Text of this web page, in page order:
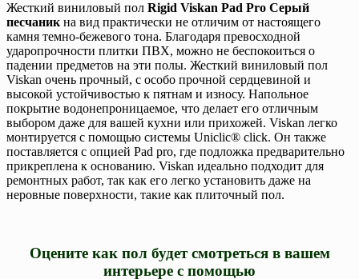
Жесткий виниловый пол Rigid Viskan Pad Pro Серый
песчаник на вид практически не отличим от настоящего
камня темно-бежевого тона. Благодаря превосходной
ударопрочности плитки ПВХ, можно не беспокоиться о
падении предметов на эти полы. Жесткий виниловый пол
Viskan очень прочный, с особо прочной сердцевиной и
высокой устойчивостью к пятнам и износу. Напольное
покрытие водонепроницаемое, что делает его отличным
выбором даже для вашей кухни или прихожей. Viskan легко
монтируется с помощью системы Uniclic® click. Он также
поставляется с опцией Pad pro, где подложка предварительно
прикреплена к основанию. Viskan идеально подходит для
ремонтных работ, так как его легко установить даже на
неровные поверхности, такие как плиточный пол.
Оцените как пол будет смотреться в вашем
интерьере с помощью